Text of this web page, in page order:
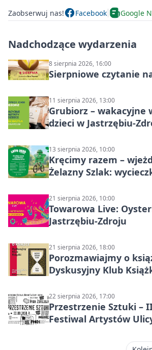
Zaobserwuj nas! Facebook Google
Nadchodzące wydarzenia
8 sierpnia 2026, 16:00
Sierpniowe czytanie
11 sierpnia 2026, 13:00
Grubiorz – wakacyjne
dzieci w Jastrzębiu-
13 sierpnia 2026, 10:00
Kręcimy razem –
Żelazny Szlak:
21 sierpnia 2026, 10:00
Towarowa Live:
Jastrzębiu-Zdroju
21 sierpnia 2026, 18:00
Porozmawiajmy o
Dyskusyjny Klub
22 sierpnia 2026, 17:00
Przestrzenie Sztuki –
Festiwal Artystów